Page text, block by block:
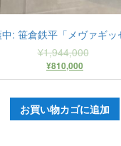
: 笹倉鉄平「メヴァギッ
¥1,944,000
元
の
格
は
¥810,000現
在
価
格
お買い物カゴに追加